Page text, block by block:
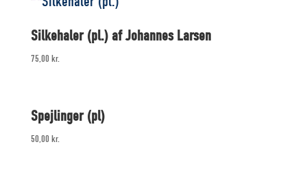
Silkehaler (pl.) af Johannes Larsen
75,00 kr.
Spejlinger (pl)
50,00 kr.